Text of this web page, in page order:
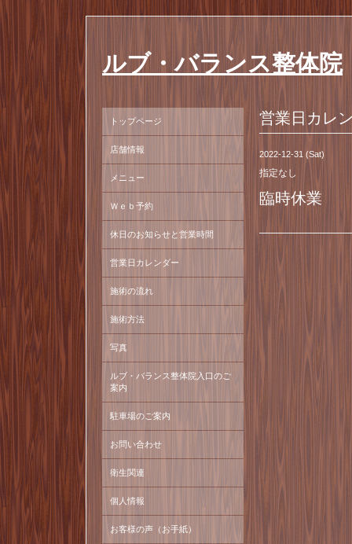
ルブ・バランス整体院
営業日カレ
2022-12-31 (Sat)
指定なし
臨時休業
トップページ
店舗情報
メニュー
Ｗｅｂ予約
休日のお知らせと営業時間
営業日カレンダー
施術の流れ
施術方法
写真
ルブ・バランス整体院入口のご
案内
駐車場のご案内
お問い合わせ
衛生関連
個人情報
お客様の声（お手紙）